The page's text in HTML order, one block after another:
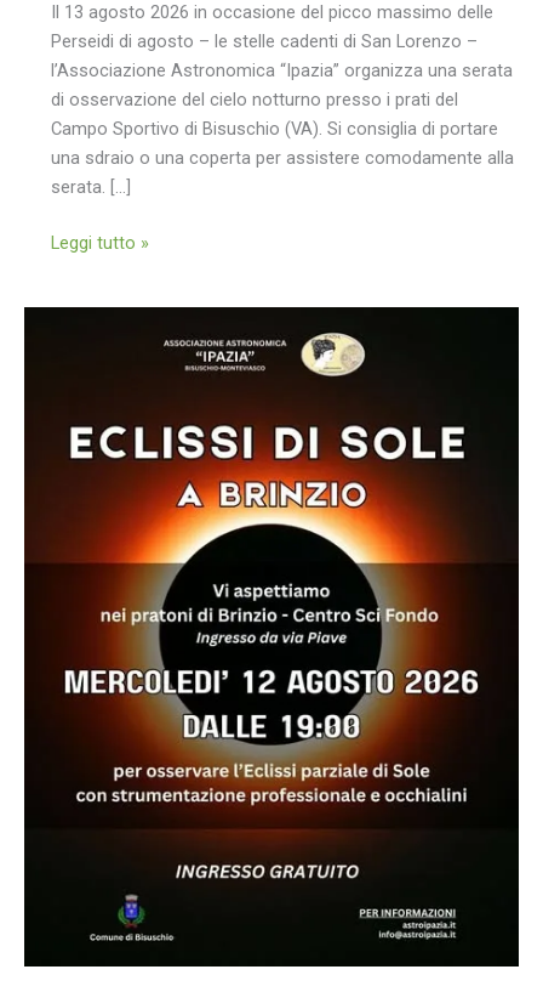
Il 13 agosto 2026 in occasione del picco massimo delle
Perseidi di agosto – le stelle cadenti di San Lorenzo –
l’Associazione Astronomica “Ipazia” organizza una serata
di osservazione del cielo notturno presso i prati del
Campo Sportivo di Bisuschio (VA). Si consiglia di portare
una sdraio o una coperta per assistere comodamente alla
serata. […]
Perseidi
Leggi tutto »